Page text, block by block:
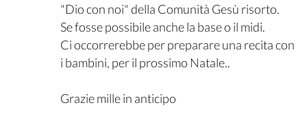
"Dio con noi" della Comunità Gesù risorto.
Se fosse possibile anche la base o il midi.
Ci occorrerebbe per preparare una recita con
i bambini, per il prossimo Natale..
Grazie mille in anticipo